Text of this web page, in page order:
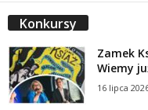
Konkursy
Zamek
Wiemy
16 lipca